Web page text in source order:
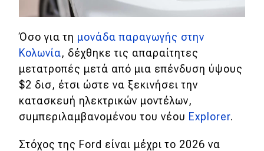
Παρουσιάσεις
DRIVE Away
MOTO
Μεταχειρισμένο
Οδηγός αγοράς
Όσο για τη μονάδα παραγωγής στην
Κολωνία, δέχθηκε τις απαραίτητες
μετατροπές μετά από μια επένδυση ύψους
$2 δισ, έτσι ώστε να ξεκινήσει την
κατασκευή ηλεκτρικών μοντέλων,
συμπεριλαμβανομένου του νέου Explorer.
Στόχος της Ford είναι μέχρι το 2026 να